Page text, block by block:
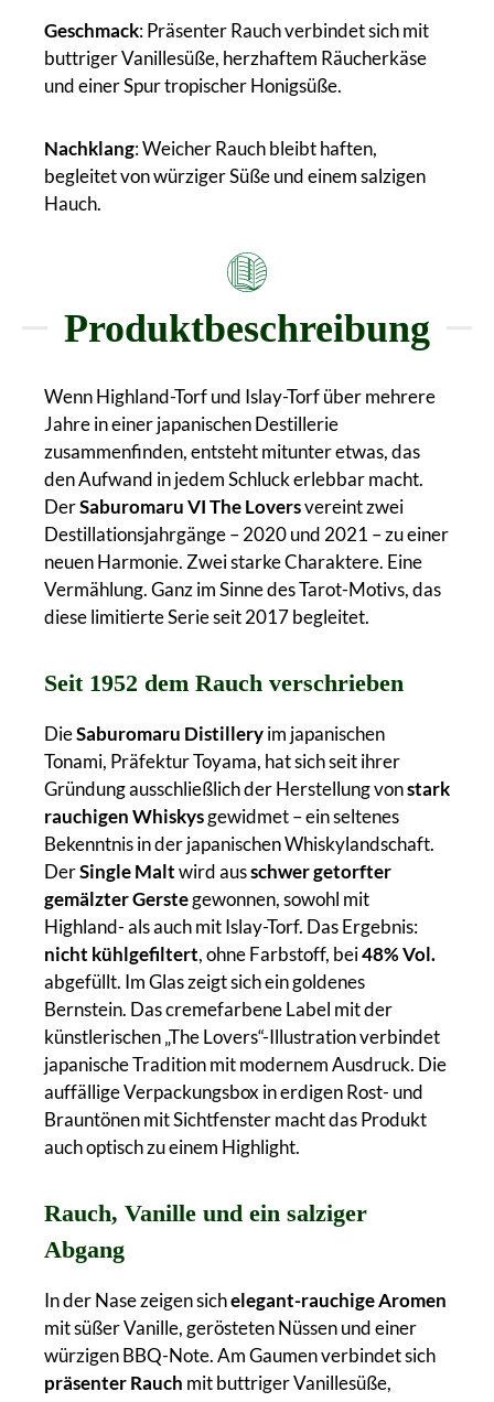
Geschmack: Präsenter Rauch verbindet sich mit
buttriger Vanillesüße, herzhaftem Räucherkäse
und einer Spur tropischer Honigsüße.
Nachklang: Weicher Rauch bleibt haften,
begleitet von würziger Süße und einem salzigen
Hauch.
Produktbeschreibung
Wenn Highland-Torf und Islay-Torf über mehrere
Jahre in einer japanischen Destillerie
zusammenfinden, entsteht mitunter etwas, das
den Aufwand in jedem Schluck erlebbar macht.
DerSaburomaru VI The Loversvereint zwei
Destillationsjahrgänge – 2020 und 2021 – zu einer
neuen Harmonie. Zwei starke Charaktere. Eine
Vermählung. Ganz im Sinne des Tarot-Motivs, das
diese limitierte Serie seit 2017 begleitet.
Seit 1952 dem Rauch verschrieben
DieSaburomaru Distilleryim japanischen
Tonami, Präfektur Toyama, hat sich seit ihrer
Gründung ausschließlich der Herstellung vonstark
rauchigen Whiskysgewidmet – ein seltenes
Bekenntnis in der japanischen Whiskylandschaft.
DerSingle Maltwird ausschwer getorfter
gemälzter Gerstegewonnen, sowohl mit
Highland- als auch mit Islay-Torf. Das Ergebnis:
nicht kühlgefiltert, ohne Farbstoff, bei48% Vol.
abgefüllt. Im Glas zeigt sich ein goldenes
Bernstein. Das cremefarbene Label mit der
künstlerischen „The Lovers“-Illustration verbindet
japanische Tradition mit modernem Ausdruck. Die
auffällige Verpackungsbox in erdigen Rost- und
Brauntönen mit Sichtfenster macht das Produkt
auch optisch zu einem Highlight.
Rauch, Vanille und ein salziger
Abgang
In der Nase zeigen sichelegant-rauchige Aromen
mit süßer Vanille, gerösteten Nüssen und einer
würzigen BBQ-Note. Am Gaumen verbindet sich
präsenter Rauch mit buttriger Vanillesüße,